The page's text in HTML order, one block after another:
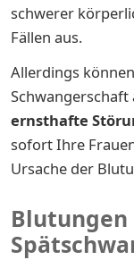
schwerer
Fällen aus.
Allerdings
Schwangerschaft
ernsthafte
sofort Ihre
Ursache der
Blutungen